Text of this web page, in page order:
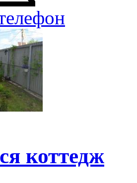
коттедж